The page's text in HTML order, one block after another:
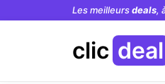
Les meilleursdeals,
clic deal